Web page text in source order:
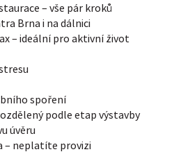
– vše pár kroků
Brna i na dálnici
– ideální pro aktivní život
spoření
podle etap výstavby
úvěru
– neplatíte provizi